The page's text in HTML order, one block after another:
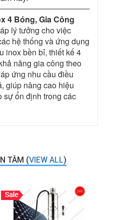
4 Bóng, Gia Công
lý tưởng cho việc
hệ thống và ứng dụng
inox bền bỉ, thiết kế 4
năng gia công theo
ứng nhu cầu điều
giúp nâng cao hiệu
sự ổn định trong các
TÂM (VIEW ALL)